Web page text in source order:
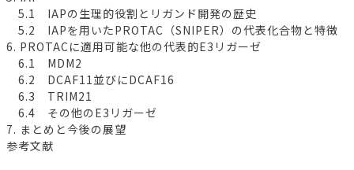
5.1 IAPの生理的役割とリガンド開発の歴史
5.2 IAPを用いたPROTAC（SNIPER）の代表化合物と特徴
6. PROTACに適用可能な他の代表的E3リガーゼ
6.1 MDM2
6.2 DCAF11並びにDCAF16
6.3 TRIM21
6.4 その他のE3リガーゼ
7. まとめと今後の展望
参考文献